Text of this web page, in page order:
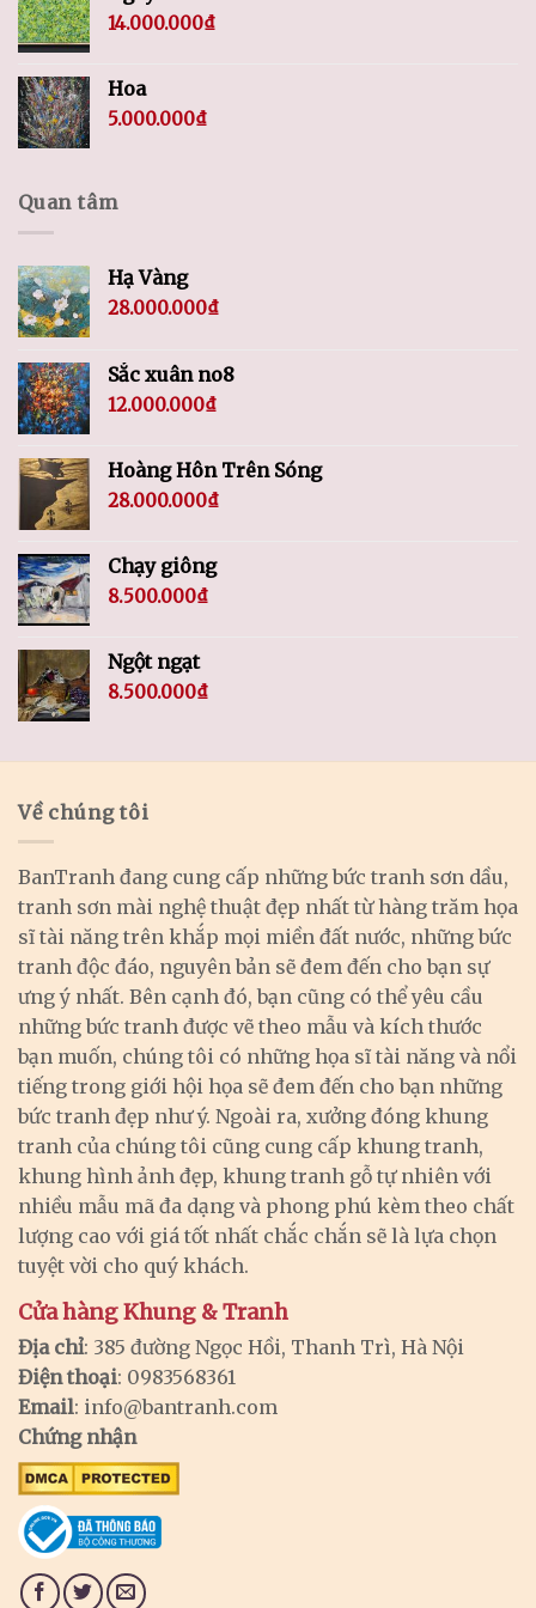
14.000.000₫
Hoa
5.000.000₫
Quan tâm
Hạ Vàng
28.000.000₫
Sắc xuân no8
12.000.000₫
Hoàng Hôn Trên Sóng
28.000.000₫
Chạy giông
8.500.000₫
Ngột ngạt
8.500.000₫
Về chúng tôi
BanTranh đang cung cấp những bức tranh sơn dầu,
tranh sơn mài nghệ thuật đẹp nhất từ hàng trăm họa
sĩ tài năng trên khắp mọi miền đất nước, những bức
tranh độc đáo, nguyên bản sẽ đem đến cho bạn sự
ưng ý nhất. Bên cạnh đó, bạn cũng có thể yêu cầu
những bức tranh được vẽ theo mẫu và kích thước
bạn muốn, chúng tôi có những họa sĩ tài năng và nổi
tiếng trong giới hội họa sẽ đem đến cho bạn những
bức tranh đẹp như ý. Ngoài ra, xưởng đóng khung
tranh của chúng tôi cũng cung cấp khung tranh,
khung hình ảnh đẹp, khung tranh gỗ tự nhiên với
nhiều mẫu mã đa dạng và phong phú kèm theo chất
lượng cao với giá tốt nhất chắc chắn sẽ là lựa chọn
tuyệt vời cho quý khách.
Cửa hàng Khung & Tranh
Địa chỉ: 385 đường Ngọc Hồi, Thanh Trì, Hà Nội
Điện thoại: 0983568361
Email: info@bantranh.com
Chứng nhận